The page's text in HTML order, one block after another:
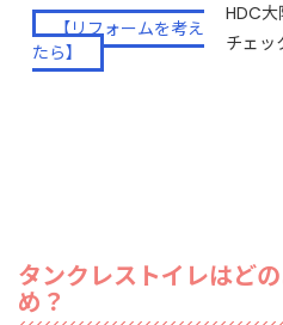
【リフォームを考え
たら】
HDC
チェッ
タンクレストイレはど
め？